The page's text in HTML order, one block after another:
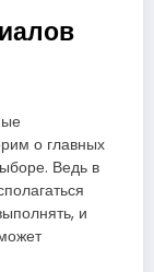
о главных
Ведь в
и